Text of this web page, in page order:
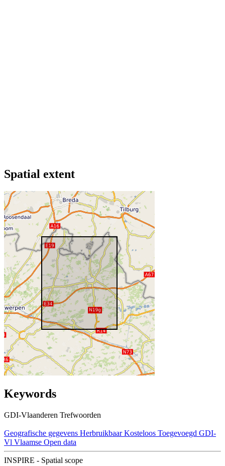
Spatial extent
Keywords
GDI-Vlaanderen Trefwoorden
Geografische gegevens Herbruikbaar Kosteloos Toegevoegd GDI-
Vl Vlaamse Open data
INSPIRE - Spatial scope